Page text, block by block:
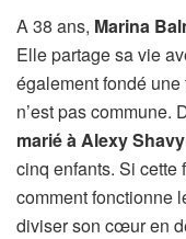
A 38 ans, Marina
Elle partage sa vie
également fondé
n’est pas commune.
marié à Alexy
cinq enfants. Si cette
comment fonctionne
diviser son cœur en